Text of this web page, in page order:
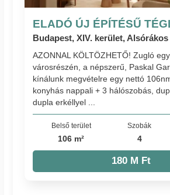
ELADÓ ÚJ ÉPÍTÉSŰ
Budapest, XIV. kerület, Alsórákos
AZONNAL KÖLTÖZHETŐ! Zugló
városrészén, a népszerű, Paskal
kínálunk megvételre egy nettó
konyhás nappali + 3 hálószobás,
dupla erkéllyel ...
Belső terület
106 m²
Szobák
4
180 M Ft